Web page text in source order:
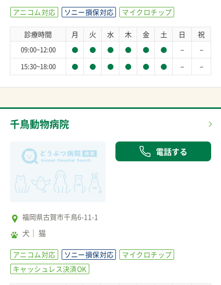
アニコム対応 ソニー損保対応 マイクロチップ
診療時間 月 火 水 木 金 土 日 祝
09:00~12:00 － －
15:30~18:00 － －
千鳥動物病院
電話する
福岡県古賀市千鳥6-11-1
犬 猫
アニコム対応 ソニー損保対応
マイクロチップ
キャッシュレス決済OK